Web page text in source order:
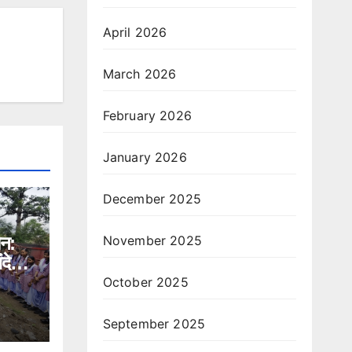
April 2026
March 2026
February 2026
January 2026
December 2025
November 2025
October 2025
September 2025